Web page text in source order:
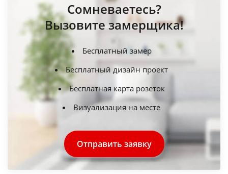
Сомневаетесь?
Вызовите замерщика!
Бесплатный замер
Бесплатный дизайн проект
Бесплатная карта розеток
Визуализация на месте
Отправить заявку